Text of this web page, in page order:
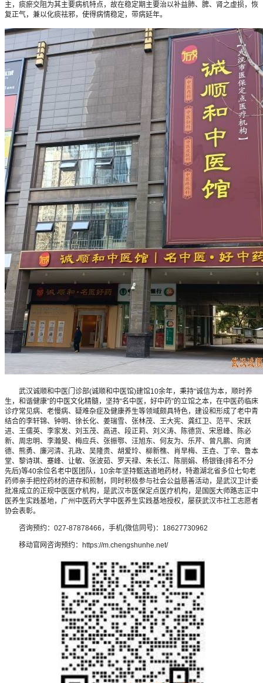
主，痰瘀交阻为其主要病机特点，故在稳定期主要治以补益肺、脾、肾之虚损，恢
复正气，兼以化痰祛邪，使得病情稳定，带病延年。
武汉诚顺和中医门诊部(诚顺和中医馆)建馆10余年，秉持“诚信为本，顺时养
生，和谐健康”的中医文化精髓，坚持“名中医，好中药”的立馆之本，在中医药临床
诊疗常见病、老慢病、疑难杂症及健康养生等领域颇具特色，建设和形成了老中青
结合的李轩锦、钟明、徐长化、姜瑞雪、张林茂、王大宪、龚红卫、范平、宋跃
进、王儒英、李家发、刘玉茂、高进、段正莉、刘义涛、陈德货、宋恩峰、陈必
新、周忠明、李瀚旻、梅应兵、张振鄂、汪旭东、何友为、乐芹、曾凡鹏、向贤
德、熊勇、廉河清、孔政、吴隆贵、胡爱玲、柳新樵、肖早梅、王垚、丁辛、鲁本
堂、黎诗琪、蹇峰、让敏、张波茹、罗天禄、朱长江、陈丽娟、杨银锋(排名不分
先后)等40余位名老中医团队，10余年坚持甄选道地药材，特邀湖北省多位七旬老
药师亲手把控药材的进存和煎制，同时积极参与社会公益慈善活动，是武汉卫计委
批准成立的正规中医医疗机构，是武汉市医保定点医疗机构，是国医大师路志正中
医养生实践基地，广州中医药大学中医养生实践基地授权，屡获武汉市社工志愿者
协会表彰。
咨询预约：027-87878466，手机(微信同号)：18627730962
移动官网咨询预约：https://m.chengshunhe.net/